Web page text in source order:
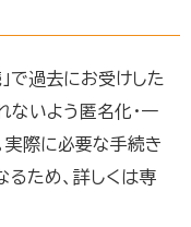
で過去にお受けした
ないよう匿名化・一
実際に必要な手続き
るため、詳しくは専